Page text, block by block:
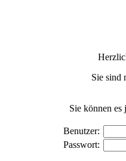
Sie sind
Sie können es
Benutzer:
Passwort: